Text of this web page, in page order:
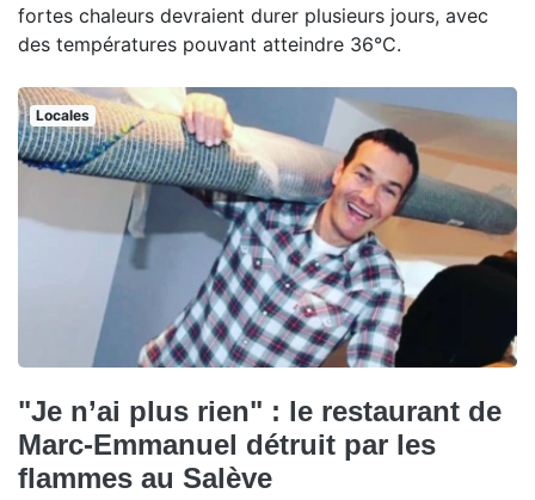
fortes chaleurs devraient durer plusieurs jours, avec
des températures pouvant atteindre 36°C.
Locales
"Je n’ai plus rien" : le restaurant de
Marc-Emmanuel détruit par les
flammes au Salève